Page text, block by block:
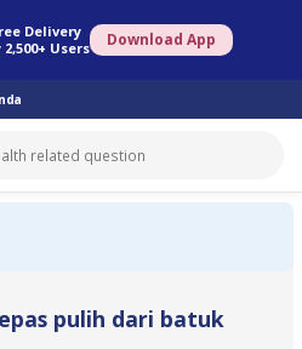
Delivery
Users Download App
Saringan Kesihatan Konsult Pakar
pulih dari batuk